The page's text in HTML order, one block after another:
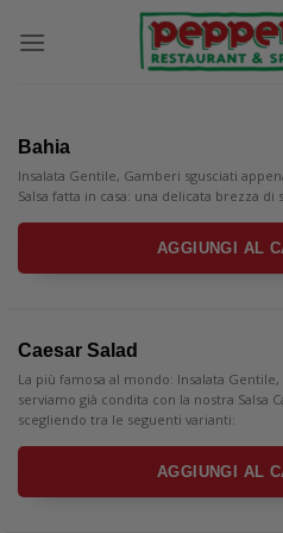
Bahia
Insalata Gentile, Gamberi sgusciati
Salsa fatta in casa: una delicata brezza di
AGGIUNGI AL
Caesar Salad
La più famosa al mondo: Insalata
serviamo già condita con la nostra Salsa
scegliendo tra le seguenti varianti:
AGGIUNGI AL